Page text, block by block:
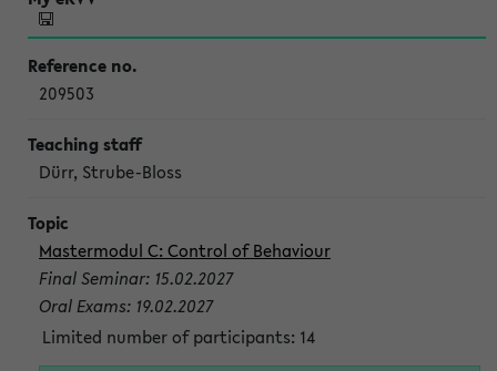
209503
Dürr, Strube-Bloss
Mastermodul C: Control of Behaviour
Final Seminar: 15.02.2027
Oral Exams: 19.02.2027
Limited number of participants: 14